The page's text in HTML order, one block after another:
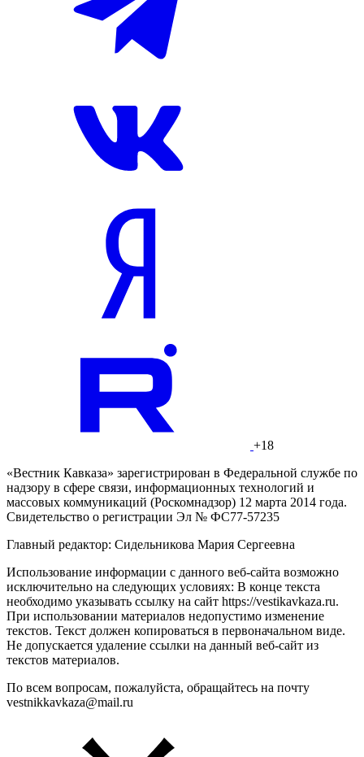
+18
«Вестник Кавказа» зарегистрирован в Федеральной службе по
надзору в сфере связи, информационных технологий и
массовых коммуникаций (Роскомнадзор) 12 марта 2014 года.
Свидетельство о регистрации Эл № ФС77-57235
Главный редактор: Сидельникова Мария Сергеевна
Использование информации с данного веб-сайта возможно
исключительно на следующих условиях: В конце текста
необходимо указывать ссылку на сайт https://vestikavkaza.ru.
При использовании материалов недопустимо изменение
текстов. Текст должен копироваться в первоначальном виде.
Не допускается удаление ссылки на данный веб-сайт из
текстов материалов.
По всем вопросам, пожалуйста, обращайтесь на почту
vestnikkavkaza@mail.ru